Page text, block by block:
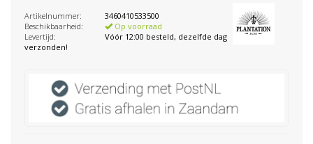
Artikelnummer:
3460410533500
Beschikbaarheid:
Op voorraad
Levertijd:
Vóór 12:00 besteld, dezelfde dag
verzonden!